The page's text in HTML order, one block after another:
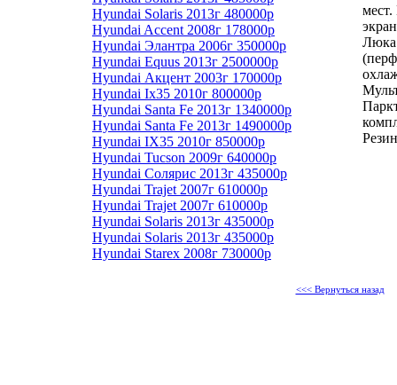
Hyundai Solaris 2013г 480000р
Hyundai Accent 2008г 178000р
Hyundai Элантра 2006г 350000р
Hyundai Equus 2013г 2500000р
Hyundai Акцент 2003г 170000р
Hyundai Ix35 2010г 800000р
Hyundai Santa Fe 2013г 1340000р
Hyundai Santa Fe 2013г 1490000р
Hyundai IX35 2010г 850000р
Hyundai Tucson 2009г 640000р
Hyundai Солярис 2013г 435000р
Hyundai Trajet 2007г 610000р
Hyundai Trajet 2007г 610000р
Hyundai Solaris 2013г 435000р
Hyundai Solaris 2013г 435000р
Hyundai Starex 2008г 730000р
<<< Вернуться назад